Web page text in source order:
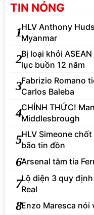
TIN NÓNG
1HLV Anthony
Myanmar
2Bị loại khỏi
lục buồn 12 năm
3Fabrizio Romano
Carlos Baleba
4CHÍNH THỨC!
Middlesbrough
5HLV Simeone
bão tin đồn
6Arsenal tăm tia
7Lộ diện 3 quy
Real
8Enzo Maresca nói